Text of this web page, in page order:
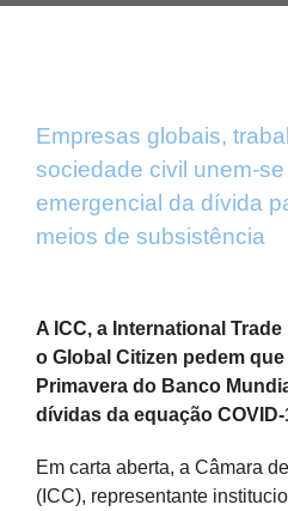
Empresas globais,
sociedade civil unem-
emergencial da dívida
meios de subsistência
Larger
Image
A ICC, a International
o Global Citizen pedem
Primavera do Banco
dívidas da equação COVID-
Em carta aberta, a Câmara
(ICC), representante